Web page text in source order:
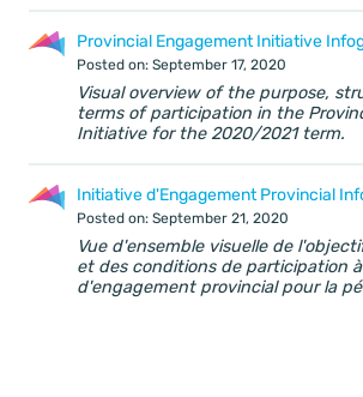
Provincial Engagement Initiative
Posted on: September 17, 2020
Visual overview of the purpose,
terms of participation in the
Initiative for the 2020/2021 term.
Initiative d'Engagement Provincial
Posted on: September 21, 2020
Vue d'ensemble visuelle de
et des conditions de participation
d'engagement provincial pour la